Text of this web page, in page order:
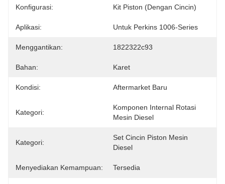
Konfigurasi: Kit Piston (dengan Cincin)
Aplikasi: Untuk Perkins 1006-Series
Menggantikan: 1822322c93
Bahan: Karet
Kondisi: Aftermarket Baru
Kategori:
Komponen Internal Rotasi
Mesin Diesel
Kategori:
Set Cincin Piston Mesin
Diesel
Menyediakan Kemampuan: Tersedia